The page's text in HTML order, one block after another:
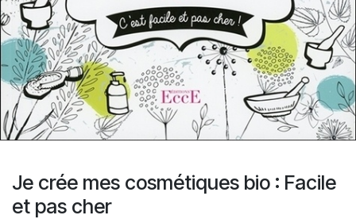
Je crée mes cosmétiques bio : Facile
et pas cher